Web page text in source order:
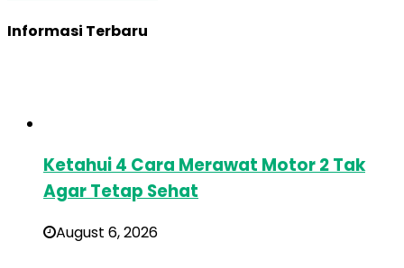
Informasi Terbaru
Ketahui 4 Cara Merawat Motor 2 Tak
Agar Tetap Sehat
August 6, 2026